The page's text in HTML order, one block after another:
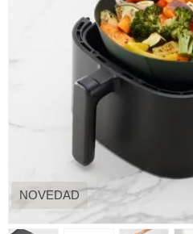
NOVEDAD